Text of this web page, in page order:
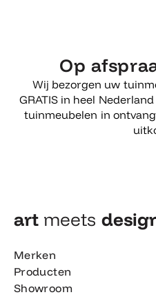
Op
Wij bezorgen uw
GRATIS in heel
tuinmeubelen in
art meets
Merken
Producten
Showroom